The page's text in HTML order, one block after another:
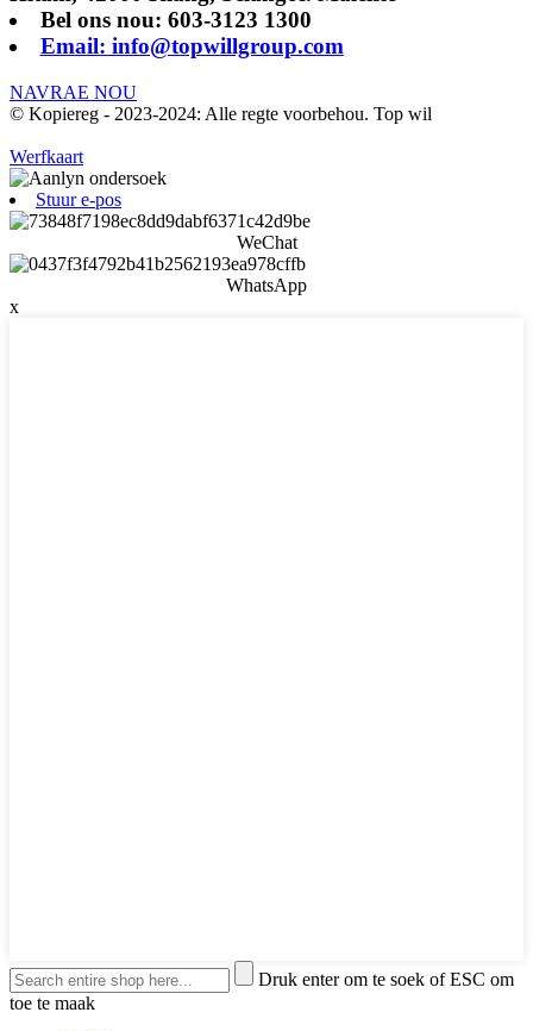
Bel ons nou: 603-3123 1300
Email: info@topwillgroup.com
NAVRAE NOU
© Kopiereg - 2023-2024: Alle regte voorbehou. Top wil
Werfkaart
Stuur e-pos
WeChat
WhatsApp
x
Druk enter om te soek of ESC om
toe te maak